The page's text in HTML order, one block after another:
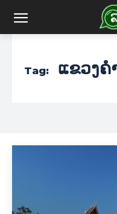
Tag: ແຂວງຄ